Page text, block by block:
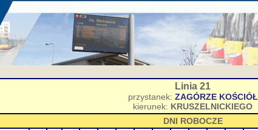
Linia 21
przystanek: ZAGÓRZE KOŚCIÓŁ
kierunek: KRUSZELNICKIEGO
DNI ROBOCZE